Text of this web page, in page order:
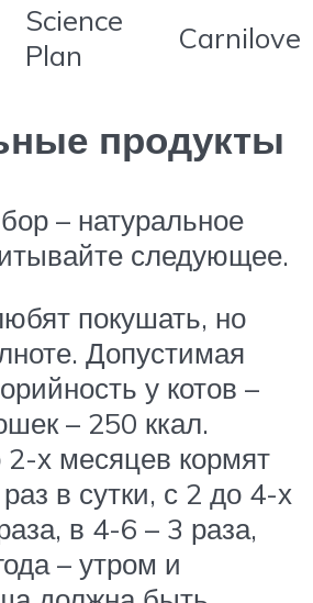
Science
Plan
Carnilove
продукты
– натуральное
следующее.
покушать, но
Допустимая
у котов –
– 250 ккал.
х месяцев кормят
в сутки, с 2 до 4-х
в 4-6 – 3 раза,
– утром и